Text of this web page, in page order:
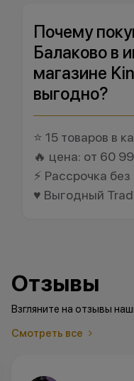
Почему
Балаково в
магазине
выгодно?
⭐ 15 товаров в
🔥 цена: от 60
⚡ Рассрочка
♥️ Выгодный
Отзывы
Взгляните на отзывы
Смотреть все